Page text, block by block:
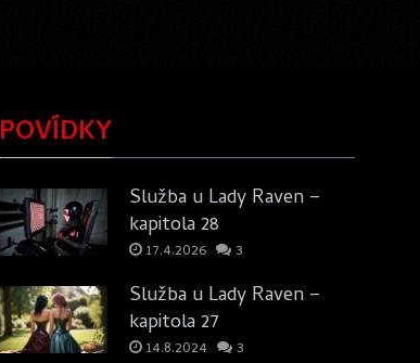
POVÍDKY
Služba u Lady Raven –
kapitola 28
17.4.2026 3
Služba u Lady Raven –
kapitola 27
14.8.2024 3